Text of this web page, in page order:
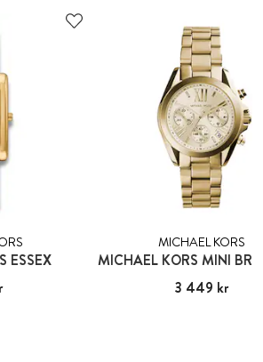
ESSEX
MICHAEL KORS
Pris :3 449 kr
3 449 kr